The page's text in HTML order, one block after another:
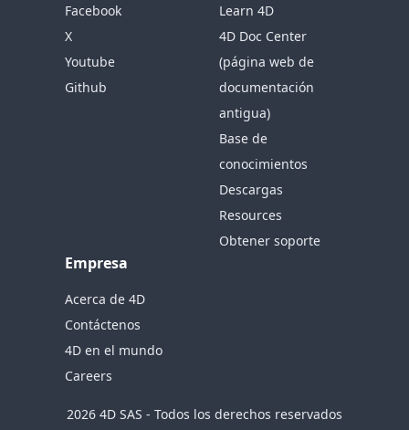
Facebook
X
Youtube
Github
Learn 4D
4D Doc Center
(página web de
documentación
antigua)
Base de
conocimientos
Descargas
Resources
Obtener soporte
Empresa
Acerca de 4D
Contáctenos
4D en el mundo
Careers
2026 4D SAS - Todos los derechos reservados